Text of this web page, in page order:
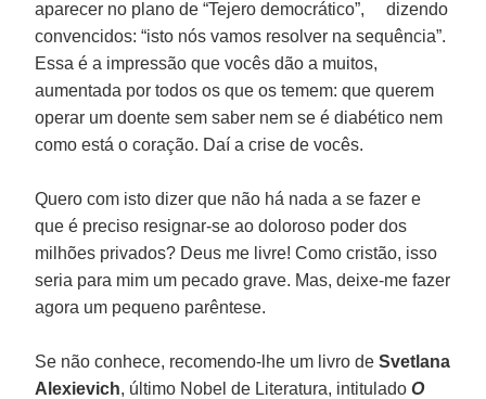
aparecer no plano de “Tejero democrático”, dizendo
convencidos: “isto nós vamos resolver na sequência”.
Essa é a impressão que vocês dão a muitos,
aumentada por todos os que os temem: que querem
operar um doente sem saber nem se é diabético nem
como está o coração. Daí a crise de vocês.
Quero com isto dizer que não há nada a se fazer e
que é preciso resignar-se ao doloroso poder dos
milhões privados? Deus me livre! Como cristão, isso
seria para mim um pecado grave. Mas, deixe-me fazer
agora um pequeno parêntese.
Se não conhece, recomendo-lhe um livro deSvetlana
Alexievich, último Nobel de Literatura, intituladoO